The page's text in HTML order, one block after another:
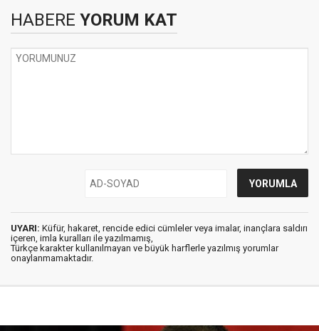
HABERE YORUM KAT
UYARI: Küfür, hakaret, rencide edici cümleler veya imalar, inançlara saldırı
içeren, imla kuralları ile yazılmamış,
Türkçe karakter kullanılmayan ve büyük harflerle yazılmış yorumlar
onaylanmamaktadır.